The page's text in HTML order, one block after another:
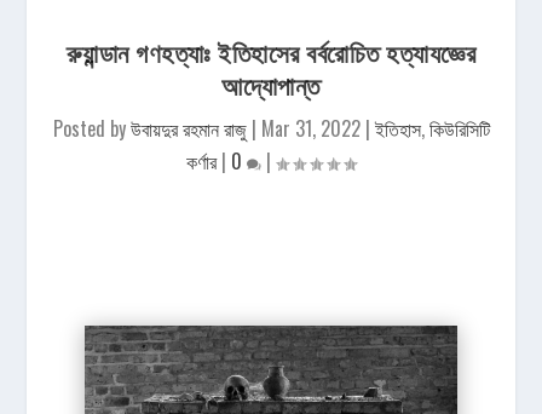
রুয়ান্ডান গণহত্যাঃ ইতিহাসের বর্বরোচিত হত্যাযজ্ঞের
আদ্যোপান্ত
Posted byউবায়দুর রহমান রাজু| Mar 31, 2022|ইতিহাস,কিউরিসিটি
কর্ণার| 0 |